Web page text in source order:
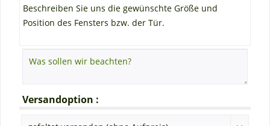
Beschreiben Sie uns die gewünschte Größe und
Position des Fensters bzw. der Tür.
Versandoption :